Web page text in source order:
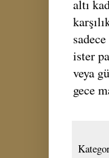
altı
ister
veya
gece